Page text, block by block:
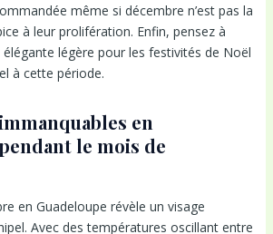
même si décembre n’est pas la
à leur prolifération. Enfin, pensez à
légère pour les festivités de Noël
à cette période.
en
le mois de
en Guadeloupe révèle un visage
Avec des températures oscillant entre